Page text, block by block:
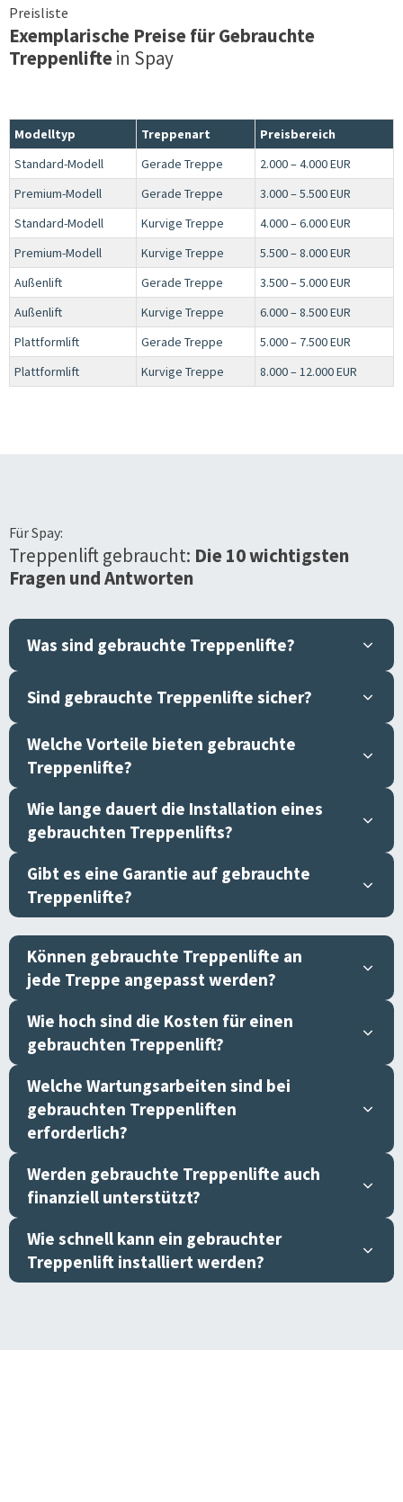
Preisliste
Exemplarische Preise für Gebrauchte
Treppenliftein Spay
Modelltyp Treppenart
Preisbereich
Standard-Modell
Gerade Treppe
2.000 – 4.000 EUR
Premium-Modell
Gerade Treppe
3.000 – 5.500 EUR
Standard-Modell
Kurvige Treppe
4.000 – 6.000 EUR
Premium-Modell
Kurvige Treppe
5.500 – 8.000 EUR
Außenlift
Gerade Treppe
3.500 – 5.000 EUR
Außenlift
Kurvige Treppe
6.000 – 8.500 EUR
Plattformlift
Gerade Treppe
5.000 – 7.500 EUR
Plattformlift
Kurvige Treppe 8.000 – 12.000 EUR
FürSpay:
Treppenlift gebraucht: Die 10 wichtigsten
Fragen und Antworten
Was sind gebrauchte Treppenlifte?
Sind gebrauchte Treppenlifte sicher?
Welche Vorteile bieten gebrauchte
Treppenlifte?
Wie lange dauert die Installation eines
gebrauchten Treppenlifts?
Gibt es eine Garantie auf gebrauchte
Treppenlifte?
Können gebrauchte Treppenlifte an
jede Treppe angepasst werden?
Wie hoch sind die Kosten für einen
gebrauchten Treppenlift?
Welche Wartungsarbeiten sind bei
gebrauchten Treppenliften
erforderlich?
Werden gebrauchte Treppenlifte auch
finanziell unterstützt?
Wie schnell kann ein gebrauchter
Treppenlift installiert werden?